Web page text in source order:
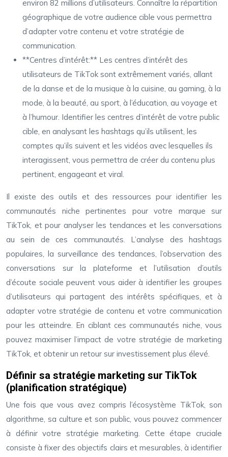
environ 82 millions d’utilisateurs. Connaître la répartition
géographique de votre audience cible vous permettra
d’adapter votre contenu et votre stratégie de
communication.
**Centres d’intérêt:** Les centres d’intérêt des
utilisateurs de TikTok sont extrêmement variés, allant
de la danse et de la musique à la cuisine, au gaming, à la
mode, à la beauté, au sport, à l’éducation, au voyage et
à l’humour. Identifier les centres d’intérêt de votre public
cible, en analysant les hashtags qu’ils utilisent, les
comptes qu’ils suivent et les vidéos avec lesquelles ils
interagissent, vous permettra de créer du contenu plus
pertinent, engageant et viral.
Il existe des outils et des ressources pour identifier les
communautés niche pertinentes pour votre marque sur
TikTok, et pour analyser les tendances et les conversations
au sein de ces communautés. L’analyse des hashtags
populaires, la surveillance des tendances, l’observation des
conversations sur la plateforme et l’utilisation d’outils
d’écoute sociale peuvent vous aider à identifier les groupes
d’utilisateurs qui partagent des intérêts spécifiques, et à
adapter votre stratégie de contenu et votre communication
pour les atteindre. En ciblant ces communautés niche, vous
pouvez maximiser l’impact de votre stratégie de marketing
TikTok, et obtenir un retour sur investissement plus élevé.
Définir sa stratégie marketing sur TikTok
(planification stratégique)
Une fois que vous avez compris l’écosystème TikTok, son
algorithme, sa culture et son public, vous pouvez commencer
à définir votre stratégie marketing. Cette étape cruciale
consiste à fixer des objectifs clairs et mesurables, à identifier